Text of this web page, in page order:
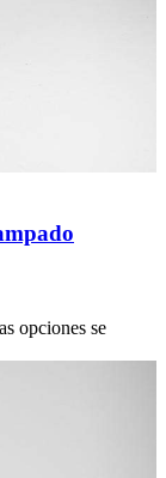
opciones se